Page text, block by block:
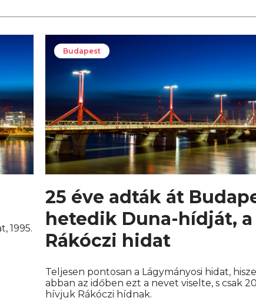
1995.
Budapest
25 éve adták át
hetedik Duna-hídját, a
Rákóczi hidat
Teljesen pontosan a Lágymányosi hidat,
abban az időben ezt a nevet viselte, s csak
hívjuk Rákóczi hídnak.